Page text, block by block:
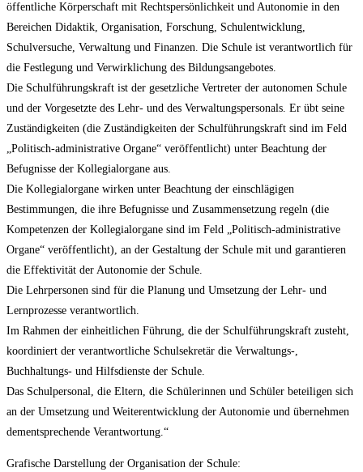
öffentliche Körperschaft mit Rechtspersönlichkeit und Autonomie in den
Bereichen Didaktik, Organisation, Forschung, Schulentwicklung,
Schulversuche, Verwaltung und Finanzen. Die Schule ist verantwortlich für
die Festlegung und Verwirklichung des Bildungsangebotes.
Die Schulführungskraft ist der gesetzliche Vertreter der autonomen Schule
und der Vorgesetzte des Lehr- und des Verwaltungspersonals. Er übt seine
Zuständigkeiten (die Zuständigkeiten der Schulführungskraft sind im Feld
„Politisch-administrative Organe“ veröffentlicht) unter Beachtung der
Befugnisse der Kollegialorgane aus.
Die Kollegialorgane wirken unter Beachtung der einschlägigen
Bestimmungen, die ihre Befugnisse und Zusammensetzung regeln (die
Kompetenzen der Kollegialorgane sind im Feld „Politisch-administrative
Organe“ veröffentlicht), an der Gestaltung der Schule mit und garantieren
die Effektivität der Autonomie der Schule.
Die Lehrpersonen sind für die Planung und Umsetzung der Lehr- und
Lernprozesse verantwortlich.
Im Rahmen der einheitlichen Führung, die der Schulführungskraft zusteht,
koordiniert der verantwortliche Schulsekretär die Verwaltungs-,
Buchhaltungs- und Hilfsdienste der Schule.
Das Schulpersonal, die Eltern, die Schülerinnen und Schüler beteiligen sich
an der Umsetzung und Weiterentwicklung der Autonomie und übernehmen
dementsprechende Verantwortung.“
Grafische Darstellung der Organisation der Schule: